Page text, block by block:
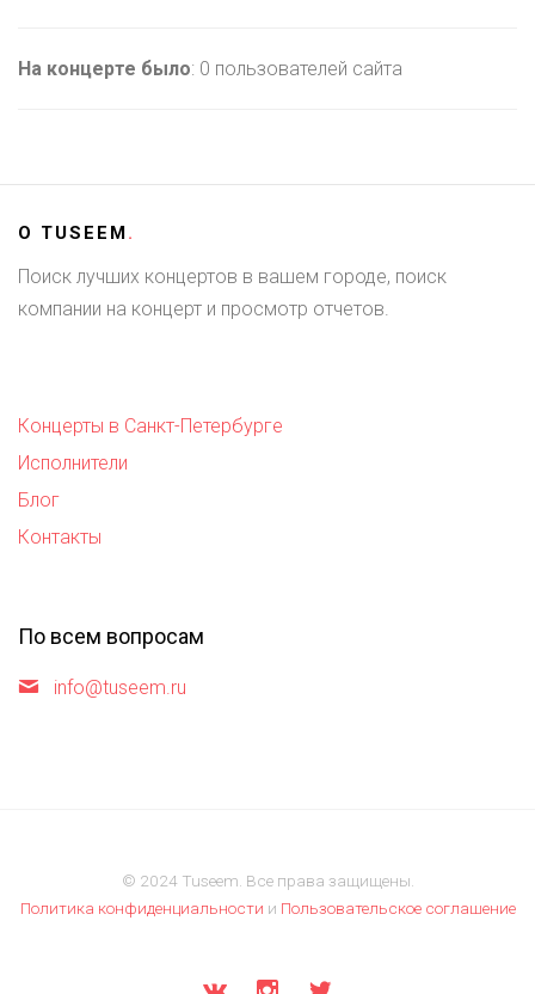
На концерте было: 0 пользователей сайта
О TUSEEM.
Поиск лучших концертов в вашем городе, поиск
компании на концерт и просмотр отчетов.
Концерты в Санкт-Петербурге
Исполнители
Блог
Контакты
По всем вопросам
info@tuseem.ru
© 2024 Tuseem. Все права защищены.
Политика конфиденциальности и Пользовательское соглашение